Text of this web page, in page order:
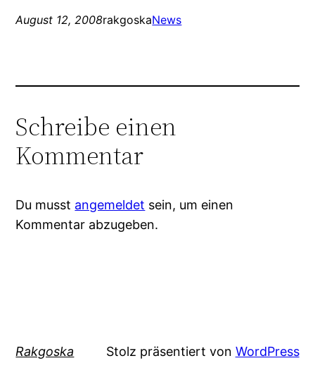
August 12, 2008rakgoskaNews
Schreibe einen
Kommentar
Du musst angemeldet sein, um einen
Kommentar abzugeben.
Rakgoska Stolz präsentiert von WordPress